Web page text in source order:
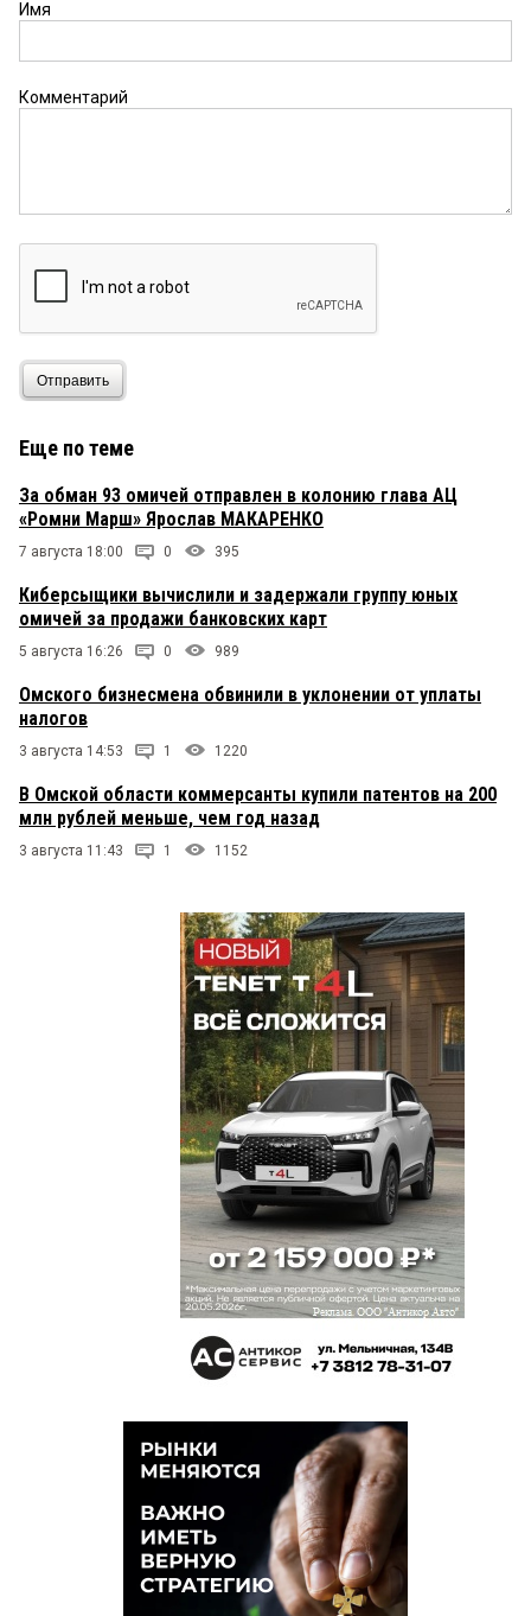
Имя
Комментарий
Отправить
Еще по теме
За обман 93 омичей отправлен в колонию глава АЦ
«Ромни Марш» Ярослав МАКАРЕНКО
7 августа 18:00 0 395
Киберсыщики вычислили и задержали группу юных
омичей за продажи банковских карт
5 августа 16:26 0 989
Омского бизнесмена обвинили в уклонении от уплаты
налогов
3 августа 14:53 1 1220
В Омской области коммерсанты купили патентов на 200
млн рублей меньше, чем год назад
3 августа 11:43 1 1152